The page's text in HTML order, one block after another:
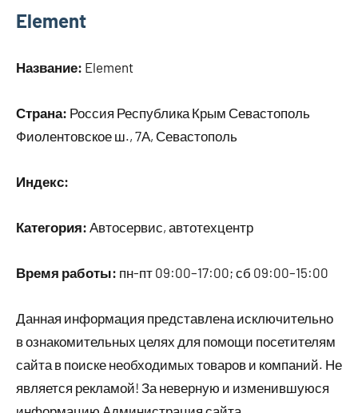
Element
Название: Element
Страна: Россия Республика Крым Севастополь
Фиолентовское ш., 7А, Севастополь
Индекс:
Категория: Автосервис, автотехцентр
Время работы: пн-пт 09:00–17:00; сб 09:00–15:00
Данная информация представлена исключительно
в ознакомительных целях для помощи посетителям
сайта в поиске необходимых товаров и компаний. Не
является рекламой! За неверную и изменившуюся